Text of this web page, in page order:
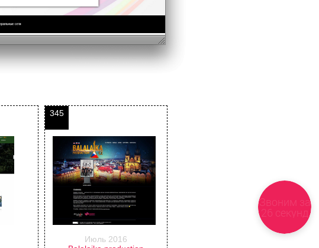
345
Июль 2016
Звоним за
26 секунд